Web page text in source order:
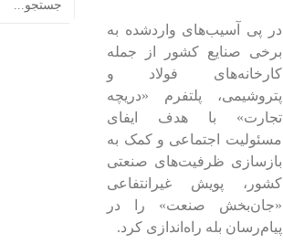
در پی آسیب‌های واردشده به
برخی صنایع کشور از جمله
کارخانه‌های فولاد و
پتروشیمی، پلتفرم «دریچه
تجارت» با هدف ایفای
مسئولیت اجتماعی و کمک به
بازسازی ظرفیت‌های صنعتی
کشور، پویش غیرانتفاعی
«جان‌بخش صنعت» را در
پیام‌رسان بله راه‌اندازی کرد.